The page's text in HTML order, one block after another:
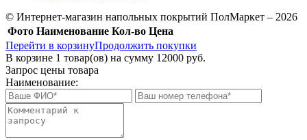
© Интернет-магазин напольных покрытий ПолМаркет – 2026
Фото Наименование Кол-во Цена
Перейти в корзинуПродолжить покупки
В корзине 1 товар(ов) на сумму 12000 руб.
Запрос цены товара
Наименование: